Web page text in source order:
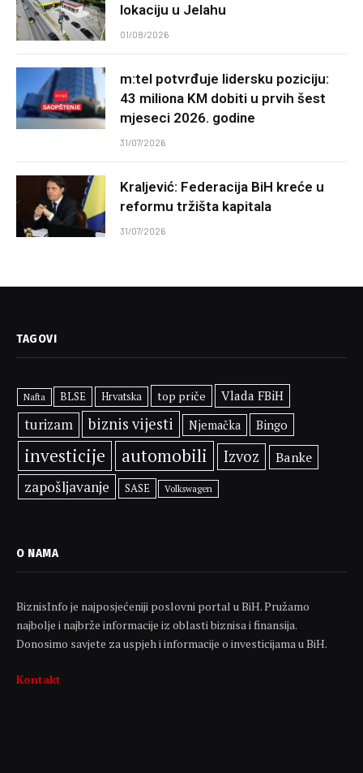
lokaciju u Jelahu
01/08/2026
m:tel potvrđuje lidersku poziciju:
43 miliona KM dobiti u prvih šest
mjeseci 2026. godine
31/07/2026
Kraljević: Federacija BiH kreće u
reformu tržišta kapitala
31/07/2026
TAGOVI
Nafta BLSE Hrvatska top priče Vlada FBiH
turizam biznis vijesti Njemačka Bingo
investicije automobili Izvoz Banke
zapošljavanje SASE Volkswagen
O NAMA
BiznisInfo je najposjećeniji poslovni portal u BiH. Pružamo
najbolje i najbrže informacije iz oblasti biznisa i finansija.
Donosimo savjete za uspjeh i informacije o investicijama u BiH.
Kontakt